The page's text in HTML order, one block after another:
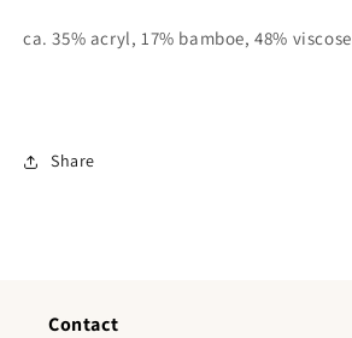
ca. 35% acryl, 17% bamboe, 48% viscose
Share
Contact